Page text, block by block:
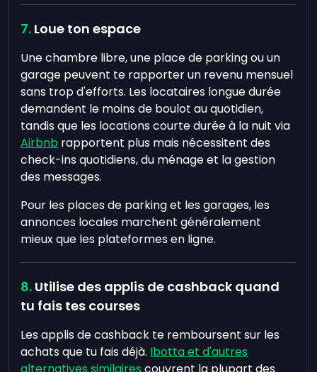
Loue ton espace
Une chambre libre, une place de parking ou un
garage peuvent te rapporter un revenu mensuel
sans trop d'efforts. Les locataires longue durée
demandent le moins de boulot au quotidien,
tandis que les locations courte durée à la nuit via
Airbnb rapportent plus mais nécessitent des
check-ins quotidiens, du ménage et la gestion
des messages.
Pour les places de parking et les garages, les
annonces locales marchent généralement
mieux que les plateformes en ligne.
Utilise des applis de cashback quand
tu fais tes courses
Les applis de cashback te remboursent sur les
achats que tu fais déjà. Ibotta et d'autres